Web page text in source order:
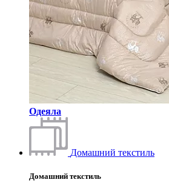
Одеяла
Домашний текстиль
Домашний текстиль